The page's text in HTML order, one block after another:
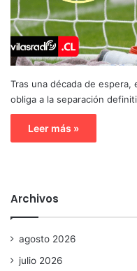
Tras una década de
obliga a la separación
Leer más »
Archivos
agosto 2026
julio 2026